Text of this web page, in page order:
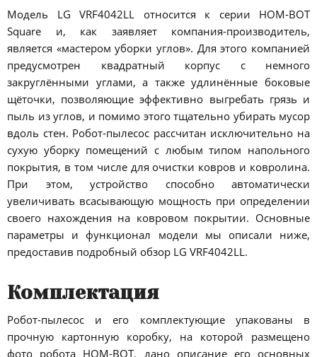
Модель LG VRF4042LL относится к серии HOM-BOT
Square и, как заявляет компания-производитель,
является «мастером уборки углов». Для этого компанией
предусмотрен квадратный корпус с немного
закруглёнными углами, а также удлинённые боковые
щёточки, позволяющие эффективно выгребать грязь и
пыль из углов, и помимо этого тщательно убирать мусор
вдоль стен. Робот-пылесос рассчитан исключительно на
сухую уборку помещений с любым типом напольного
покрытия, в том числе для очистки ковров и ковролина.
При этом, устройство способно автоматически
увеличивать всасывающую мощность при определении
своего нахождения на ковровом покрытии. Основные
параметры и функционал модели мы описали ниже,
предоставив подробный обзор LG VRF4042LL.
Комплектация
Робот-пылесос и его комплектующие упакованы в
прочную картонную коробку, на которой размещено
фото робота HOM-BOT, дано описание его основных